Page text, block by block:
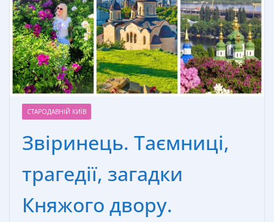
СТАРОДАВНІЙ КИЇВ
Звіринець. Таємниці,
трагедії, загадки
Княжого двору.